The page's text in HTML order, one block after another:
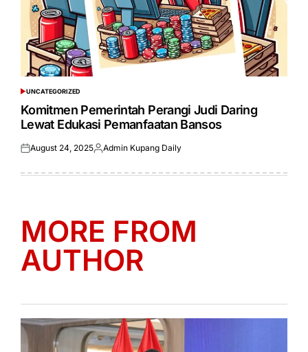
POSTED
IN
UNCATEGORIZED
Komitmen Pemerintah Perangi Judi Daring
Lewat Edukasi Pemanfaatan Bansos
Posted
August 24, 2025Posted
Admin Kupang Daily
MORE FROM
AUTHOR